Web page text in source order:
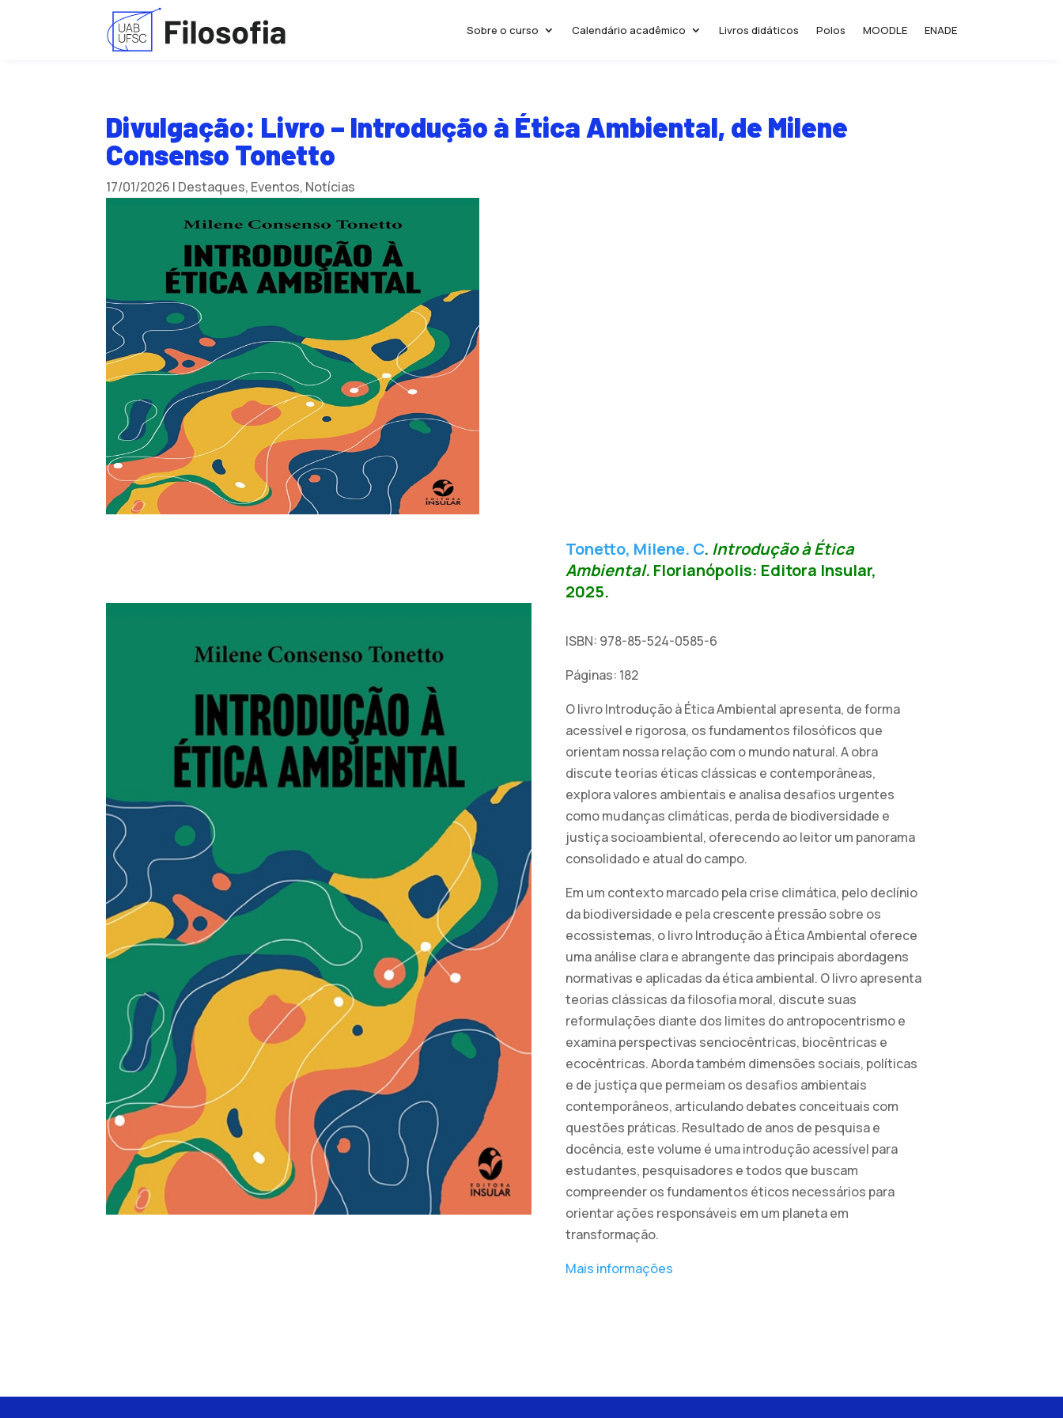
Sobre o curso Calendário acadêmico Livros didáticos Polos MOODLE ENADE
Divulgação: Livro – Introdução à Ética Ambiental, de Milene
Consenso Tonetto
17/01/2026 | Destaques, Eventos, Notícias
Tonetto, Milene. C. Introdução à Ética
Ambiental. Florianópolis: Editora Insular,
2025.
ISBN: 978-85-524-0585-6
Páginas: 182
O livro Introdução à Ética Ambiental apresenta, de forma
acessível e rigorosa, os fundamentos filosóficos que
orientam nossa relação com o mundo natural. A obra
discute teorias éticas clássicas e contemporâneas,
explora valores ambientais e analisa desafios urgentes
como mudanças climáticas, perda de biodiversidade e
justiça socioambiental, oferecendo ao leitor um panorama
consolidado e atual do campo.
Em um contexto marcado pela crise climática, pelo declínio
da biodiversidade e pela crescente pressão sobre os
ecossistemas, o livro Introdução à Ética Ambiental oferece
uma análise clara e abrangente das principais abordagens
normativas e aplicadas da ética ambiental. O livro apresenta
teorias clássicas da filosofia moral, discute suas
reformulações diante dos limites do antropocentrismo e
examina perspectivas senciocêntricas, biocêntricas e
ecocêntricas. Aborda também dimensões sociais, políticas
e de justiça que permeiam os desafios ambientais
contemporâneos, articulando debates conceituais com
questões práticas. Resultado de anos de pesquisa e
docência, este volume é uma introdução acessível para
estudantes, pesquisadores e todos que buscam
compreender os fundamentos éticos necessários para
orientar ações responsáveis em um planeta em
transformação.
Mais informações